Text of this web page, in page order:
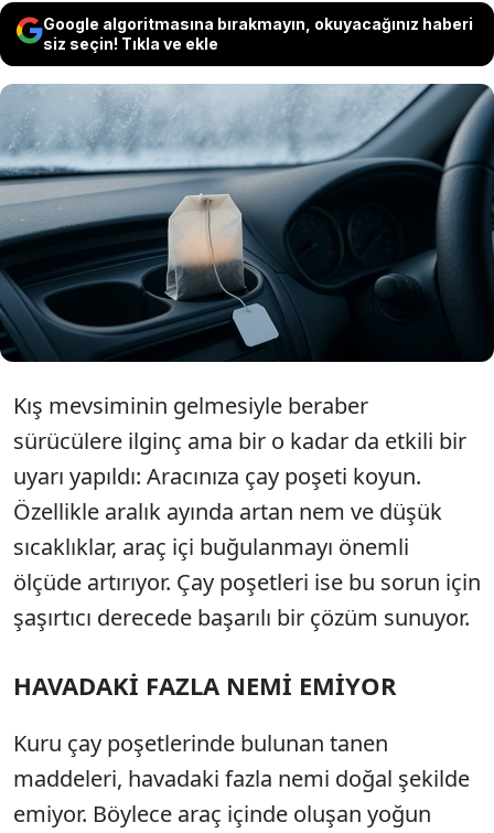
Google algoritmasına bırakmayın, okuyacağınız haberi
siz seçin! Tıkla ve ekle
Uzmanlara göre kuru çay poşetleri, aralık
ayında artan nemi emerek araç içi buğulanmayı
azaltıyor ve kötü kokuları yok ediyor. Otomotiv
uzmanları bu yönteme dikkat çekerken
sürücülere ‘Aralık ayında arabanıza çay poşeti
koyun’ çağrısı yaptı.
Kış mevsiminin gelmesiyle beraber
sürücülere ilginç ama bir o kadar da etkili bir
uyarı yapıldı: Aracınıza çay poşeti koyun.
Özellikle aralık ayında artan nem ve düşük
sıcaklıklar, araç içi buğulanmayı önemli
ölçüde artırıyor. Çay poşetleri ise bu sorun için
şaşırtıcı derecede başarılı bir çözüm sunuyor.
HAVADAKİ FAZLA NEMİ EMİYOR
Kuru çay poşetlerinde bulunan tanen
maddeleri, havadaki fazla nemi doğal şekilde
emiyor. Böylece araç içinde oluşan yoğun